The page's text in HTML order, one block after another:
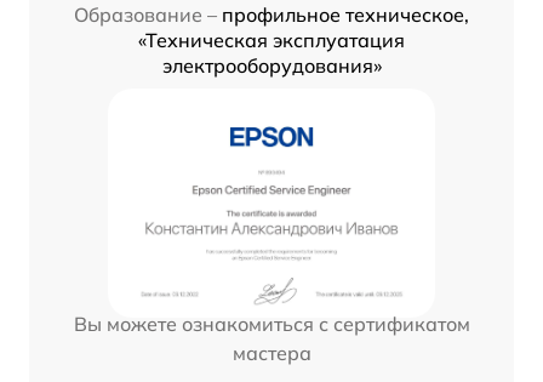
Образование – профильное техническое,
«Техническая эксплуатация
электрооборудования»
Вы можете ознакомиться с сертификатом
мастера